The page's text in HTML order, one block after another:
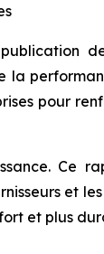
la
pour
Ce
et
fort et